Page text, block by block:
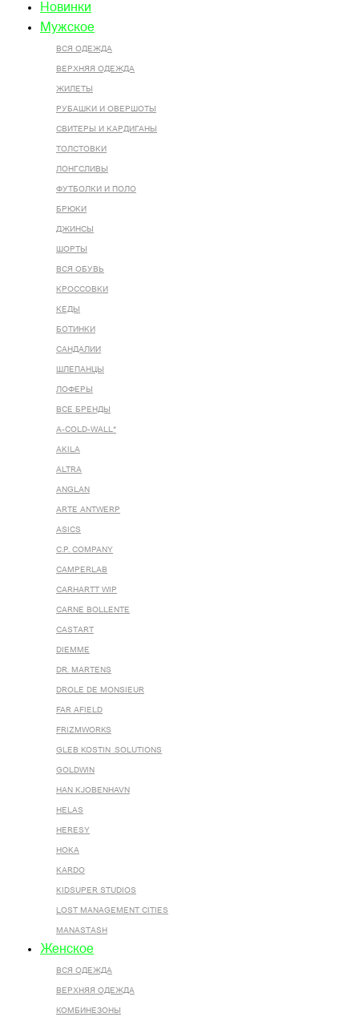
Новинки
Мужское
ВСЯ ОДЕЖДА
ВЕРХНЯЯ ОДЕЖДА
ЖИЛЕТЫ
РУБАШКИ И ОВЕРШОТЫ
СВИТЕРЫ И КАРДИГАНЫ
ТОЛСТОВКИ
ЛОНГСЛИВЫ
ФУТБОЛКИ И ПОЛО
БРЮКИ
ДЖИНСЫ
ШОРТЫ
ВСЯ ОБУВЬ
КРОССОВКИ
КЕДЫ
БОТИНКИ
САНДАЛИИ
ШЛЕПАНЦЫ
ЛОФЕРЫ
ВСЕ БРЕНДЫ
A-COLD-WALL*
AKILA
ALTRA
ANGLAN
ARTE ANTWERP
ASICS
C.P. COMPANY
CAMPERLAB
CARHARTT WIP
CARNE BOLLENTE
CASTART
DIEMME
DR. MARTENS
DROLE DE MONSIEUR
FAR AFIELD
FRIZMWORKS
GLEB KOSTIN .SOLUTIONS
GOLDWIN
HAN KJOBENHAVN
HELAS
HERESY
HOKA
KARDO
KIDSUPER STUDIOS
LOST MANAGEMENT CITIES
MANASTASH
Женское
ВСЯ ОДЕЖДА
ВЕРХНЯЯ ОДЕЖДА
КОМБИНЕЗОНЫ